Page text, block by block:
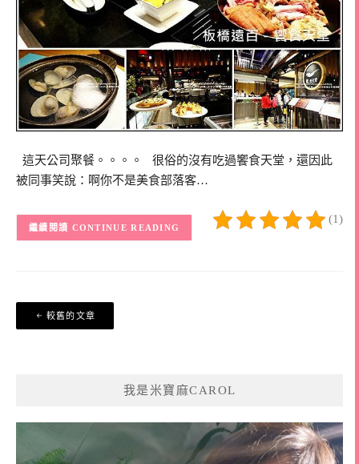
這天公司聚餐。。。。 很俗的沒有吃過饗食天堂，還因此
被同事笑說：啊你不是美食部落客…
(1)
CONTINUE READING
文
章
較舊的文章
我是米寶麻CAROL